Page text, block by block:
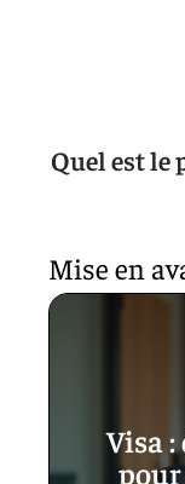
Quel est le
Mise en
Visa